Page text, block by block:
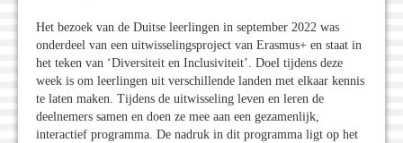
Het bezoek van de Duitse leerlingen in september 2022 was
onderdeel van een uitwisselingsproject van Erasmus+ en staat in
het teken van ‘Diversiteit en Inclusiviteit’. Doel tijdens deze
week is om leerlingen uit verschillende landen met elkaar kennis
te laten maken. Tijdens de uitwisseling leven en leren de
deelnemers samen en doen ze mee aan een gezamenlijk,
interactief programma. De nadruk in dit programma ligt op het